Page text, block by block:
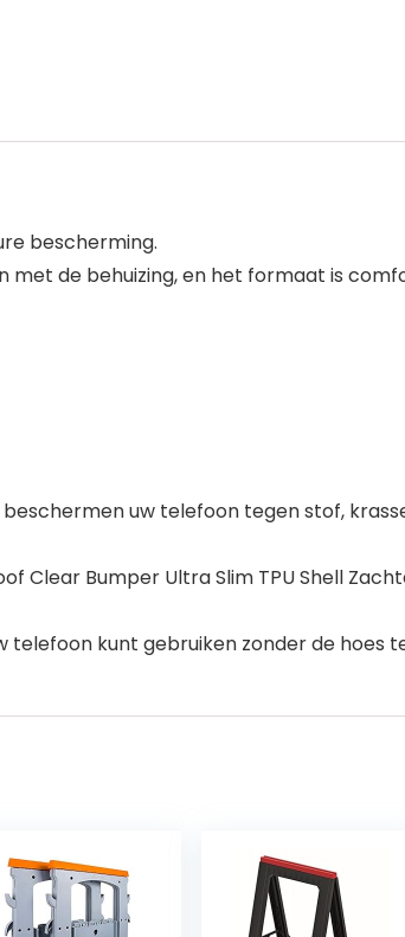
bescherming.
met de behuizing, en het formaat is
uw telefoon tegen stof,
Clear Bumper Ultra Slim TPU Shell
kunt gebruiken zonder de hoes